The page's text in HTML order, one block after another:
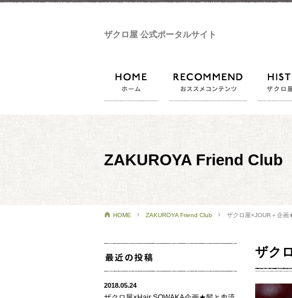
ザクロ屋 公式ポータルサイト
ホーム おススメコ
ZAKUROYA Friend Club
HOME ZAKUROYA Friend Club ザクロ屋×JOUR＋企画
ザク
2018.05.24